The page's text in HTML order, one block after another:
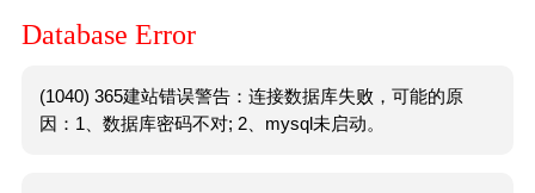
Database Error
(1040) 365建站错误警告：连接数据库失败，可能的原
因：1、数据库密码不对; 2、mysql未启动。